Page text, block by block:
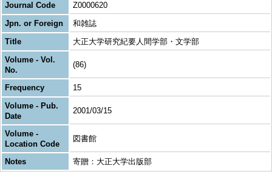
Journal Code
Z0000620
Jpn. or Foreign
和雑誌
Title
大正大学研究紀要人間学部・文学部
Volume - Vol.
No.
(86)
Frequency
15
Volume - Pub.
Date
2001/03/15
Volume -
Location Code
図書館
Notes 寄贈：大正大学出版部